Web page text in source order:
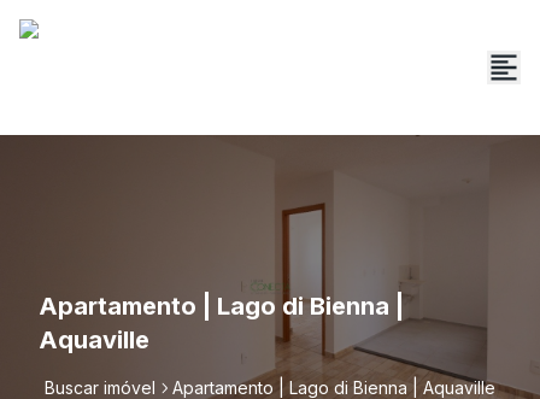
Apartamento | Lago di Bienna |
Aquaville
Buscar imóvel Apartamento | Lago di Bienna | Aquaville